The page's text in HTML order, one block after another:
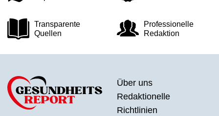
Transparente
Quellen
Professionelle
Redaktion
Über uns
Redaktionelle
Richtlinien